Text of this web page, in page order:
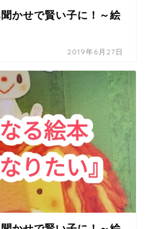
かせで賢い子に！～絵
2019年6月27日